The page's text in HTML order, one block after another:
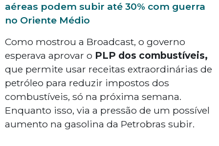
aéreas podem subir até 30% com guerra
no Oriente Médio
Como mostrou a Broadcast, o governo
esperava aprovar o PLP dos combustíveis,
que permite usar receitas extraordinárias de
petróleo para reduzir impostos dos
combustíveis, só na próxima semana.
Enquanto isso, via a pressão de um possível
aumento na gasolina da Petrobras subir.